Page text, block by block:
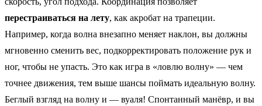
перестраиваться на лету, как акробат на трапеции.
Например, когда волна внезапно меняет наклон, вы должны
мгновенно сменить вес, подкорректировать положение рук и
ног, чтобы не упасть. Это как игра в «ловлю волну» — чем
точнее движения, тем выше шансы поймать идеальную волну.
Беглый взгляд на волну и — вуаля! Спонтанный манёвр, и вы